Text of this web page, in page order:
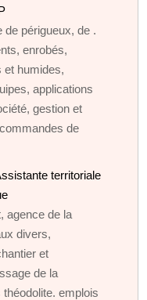
de périgueux, de .
enrobés,
et humides,
applications
gestion et
de
territoriale
agence de la
divers,
et
de la
emplois